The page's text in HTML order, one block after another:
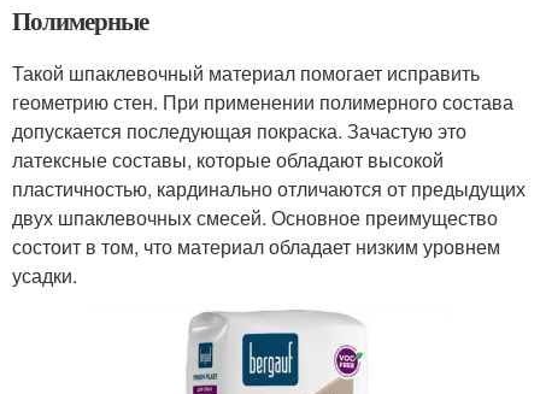
Полимерные
Такой шпаклевочный материал помогает исправить
геометрию стен. При применении полимерного состава
допускается последующая покраска. Зачастую это
латексные составы, которые обладают высокой
пластичностью, кардинально отличаются от предыдущих
двух шпаклевочных смесей. Основное преимущество
состоит в том, что материал обладает низким уровнем
усадки.